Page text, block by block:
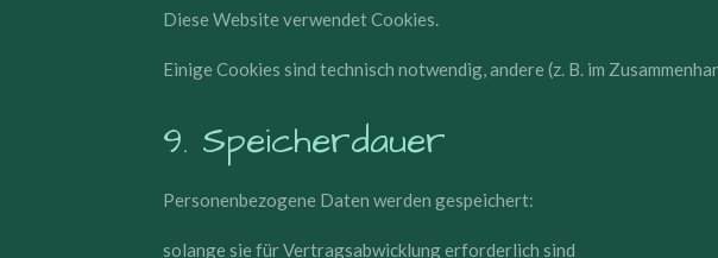
Diese Website verwendet Cookies.
Einige Cookies sind technisch notwendig, andere (z. B. im
9. Speicherdauer
Personenbezogene Daten werden gespeichert:
solange sie für Vertragsabwicklung erforderlich sind